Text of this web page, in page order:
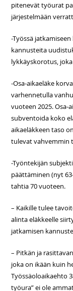
pitenevät työurat
järjestelmään
-Työssä
kannusteita
lykkäyskorotus,
-Osa-aikaeläke
varhennetulla
vuoteen 2025. Osa-
subventoida koko
aikaeläkkeen taso
tulevat vahvemmin
-Työntekijän
päättäminen (nyt
tahtia 70 vuoteen.
– Kaikille tulee
alinta eläkkeelle
jatkamisen
– Pitkän ja
joka on ikään kuin
Työssäoloaikaehto
työura” ei ole